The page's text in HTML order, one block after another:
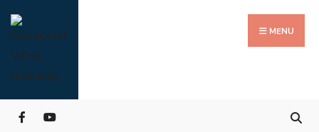
Skip
to
content
MENU
for:
Close